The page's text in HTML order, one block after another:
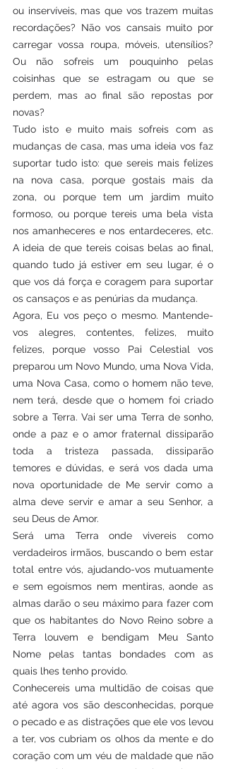
ou inservíveis, mas que vos trazem muitas
recordações? Não vos cansais muito por
carregar vossa roupa, móveis, utensílios?
Ou não sofreis um pouquinho pelas
coisinhas que se estragam ou que se
perdem, mas ao final são repostas por
novas?
Tudo isto e muito mais sofreis com as
mudanças de casa, mas uma ideia vos faz
suportar tudo isto: que sereis mais felizes
na nova casa, porque gostais mais da
zona, ou porque tem um jardim muito
formoso, ou porque tereis uma bela vista
nos amanheceres e nos entardeceres, etc.
A ideia de que tereis coisas belas ao final,
quando tudo já estiver em seu lugar, é o
que vos dá força e coragem para suportar
os cansaços e as penúrias da mudança.
Agora, Eu vos peço o mesmo. Mantende-
vos alegres, contentes, felizes, muito
felizes, porque vosso Pai Celestial vos
preparou um Novo Mundo, uma Nova Vida,
uma Nova Casa, como o homem não teve,
nem terá, desde que o homem foi criado
sobre a Terra. Vai ser uma Terra de sonho,
onde a paz e o amor fraternal dissiparão
toda a tristeza passada, dissiparão
temores e dúvidas, e será vos dada uma
nova oportunidade de Me servir como a
alma deve servir e amar a seu Senhor, a
seu Deus de Amor.
Será uma Terra onde vivereis como
verdadeiros irmãos, buscando o bem estar
total entre vós, ajudando-vos mutuamente
e sem egoísmos nem mentiras, aonde as
almas darão o seu máximo para fazer com
que os habitantes do Novo Reino sobre a
Terra louvem e bendigam Meu Santo
Nome pelas tantas bondades com as
quais lhes tenho provido.
Conhecereis uma multidão de coisas que
até agora vos são desconhecidas, porque
o pecado e as distrações que ele vos levou
a ter, vos cubriam os olhos da mente e do
coração com um véu de maldade que não